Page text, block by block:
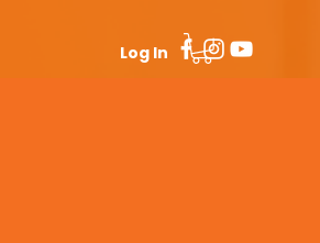
Log In